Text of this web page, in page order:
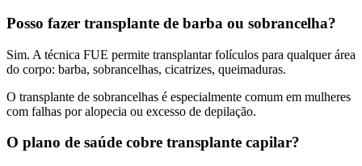
Posso fazer transplante de barba ou sobrancelha?
Sim. A técnica FUE permite transplantar folículos para qualquer área
do corpo: barba, sobrancelhas, cicatrizes, queimaduras.
O transplante de sobrancelhas é especialmente comum em mulheres
com falhas por alopecia ou excesso de depilação.
O plano de saúde cobre transplante capilar?